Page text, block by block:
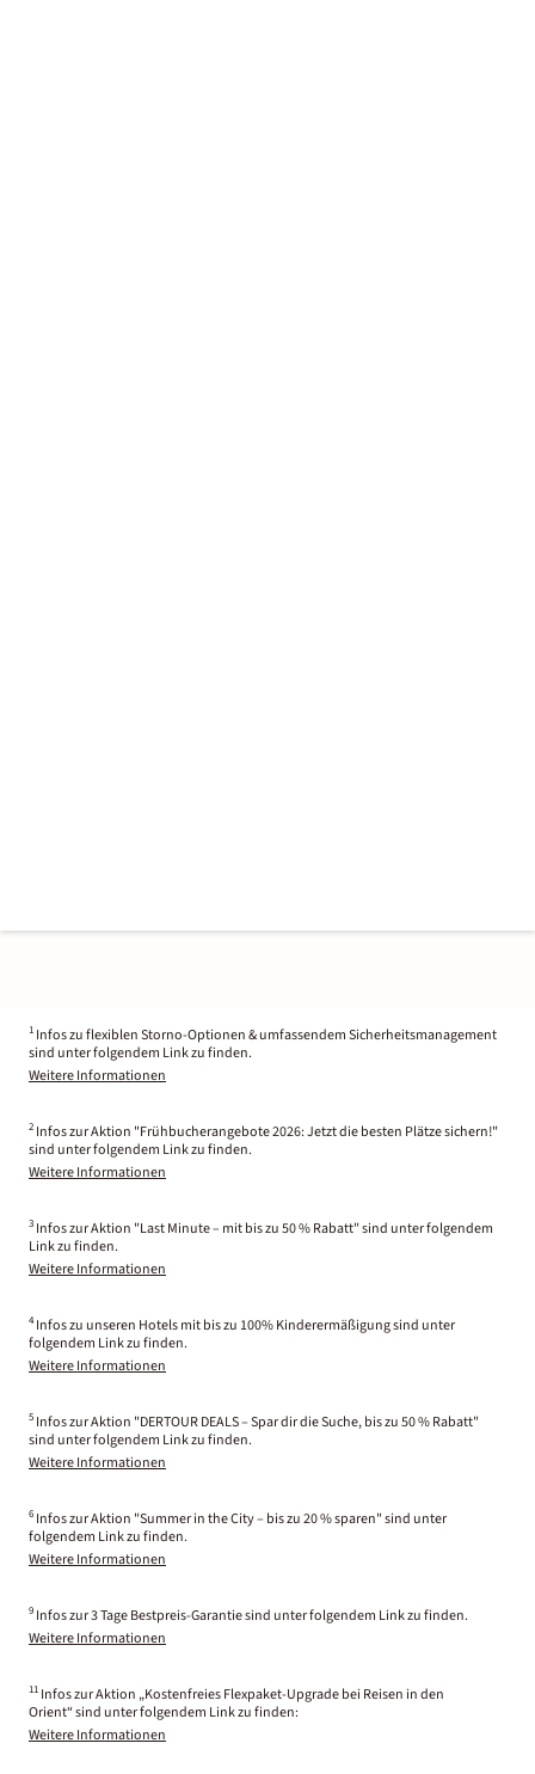
1 Infos zu flexiblen Storno-Optionen & umfassendem Sicherheitsmanagement
sind unter folgendem Link zu finden.
Weitere Informationen
2 Infos zur Aktion "Frühbucherangebote 2026: Jetzt die besten Plätze sichern!"
sind unter folgendem Link zu finden.
Weitere Informationen
3 Infos zur Aktion "Last Minute – mit bis zu 50 % Rabatt" sind unter folgendem
Link zu finden.
Weitere Informationen
4 Infos zu unseren Hotels mit bis zu 100% Kinderermäßigung sind unter
folgendem Link zu finden.
Weitere Informationen
5 Infos zur Aktion "DERTOUR DEALS – Spar dir die Suche, bis zu 50 % Rabatt"
sind unter folgendem Link zu finden.
Weitere Informationen
6 Infos zur Aktion "Summer in the City – bis zu 20 % sparen" sind unter
folgendem Link zu finden.
Weitere Informationen
9 Infos zur 3 Tage Bestpreis-Garantie sind unter folgendem Link zu finden.
Weitere Informationen
11 Infos zur Aktion „Kostenfreies Flexpaket-Upgrade bei Reisen in den
Orient“ sind unter folgendem Link zu finden:
Weitere Informationen